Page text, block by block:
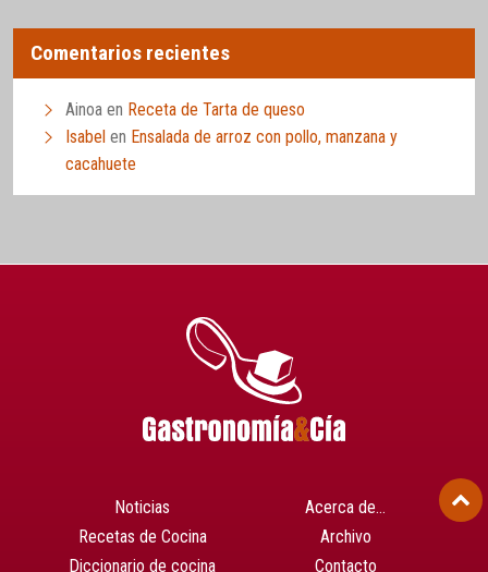
Comentarios recientes
Ainoa en Receta de Tarta de queso
Isabel en Ensalada de arroz con pollo, manzana y
cacahuete
Noticias
Recetas de Cocina
Diccionario de cocina
Acerca de…
Archivo
Contacto